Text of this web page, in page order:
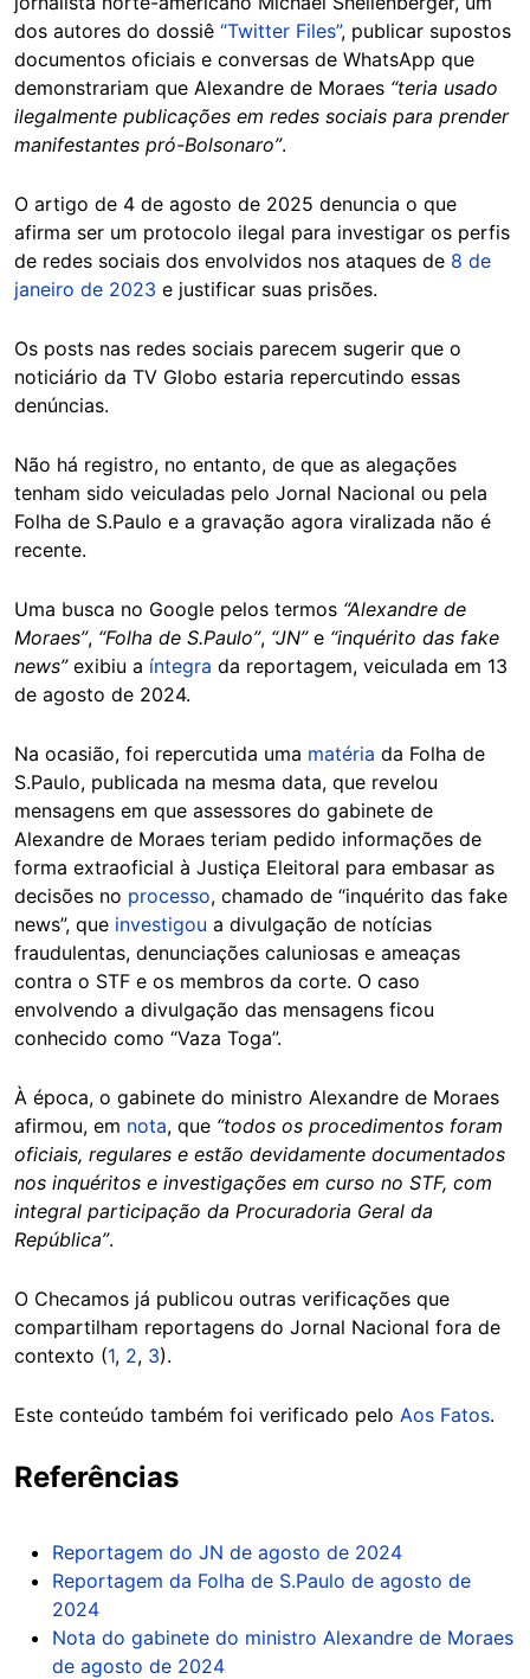
dos autores do dossiê “Twitter Files”, publicar supostos
documentos oficiais e conversas de WhatsApp que
demonstrariam que Alexandre de Moraes “teria usado
ilegalmente publicações em redes sociais para prender
manifestantes pró-Bolsonaro”.
O artigo de 4 de agosto de 2025 denuncia o que
afirma ser um protocolo ilegal para investigar os perfis
de redes sociais dos envolvidos nos ataques de 8 de
janeiro de 2023 e justificar suas prisões.
Os posts nas redes sociais parecem sugerir que o
noticiário da TV Globo estaria repercutindo essas
denúncias.
Não há registro, no entanto, de que as alegações
tenham sido veiculadas pelo Jornal Nacional ou pela
Folha de S.Paulo e a gravação agora viralizada não é
recente.
Uma busca no Google pelos termos “Alexandre de
Moraes”, “Folha de S.Paulo”, “JN”e “inquérito das fake
news”exibiu a íntegra da reportagem, veiculada em 13
de agosto de 2024.
Na ocasião, foi repercutida uma matéria da Folha de
S.Paulo, publicada na mesma data, que revelou
mensagens em que assessores do gabinete de
Alexandre de Moraes teriam pedido informações de
forma extraoficial à Justiça Eleitoral para embasar as
decisões no processo, chamado de “inquérito das fake
news”, que investigou a divulgação de notícias
fraudulentas, denunciações caluniosas e ameaças
contra o STF e os membros da corte. O caso
envolvendo a divulgação das mensagens ficou
conhecido como “Vaza Toga”.
À época, o gabinete do ministro Alexandre de Moraes
afirmou, em nota, que “todos os procedimentos foram
oficiais, regulares e estão devidamente documentados
nos inquéritos e investigações em curso no STF, com
integral participação da Procuradoria Geral da
República”.
O Checamos já publicou outras verificações que
compartilham reportagens do Jornal Nacional fora de
contexto (1, 2, 3).
Este conteúdo também foi verificado pelo Aos Fatos.
Referências
Reportagem do JN de agosto de 2024
Reportagem da Folha de S.Paulo de agosto de
2024
Nota do gabinete do ministro Alexandre de Moraes
de agosto de 2024